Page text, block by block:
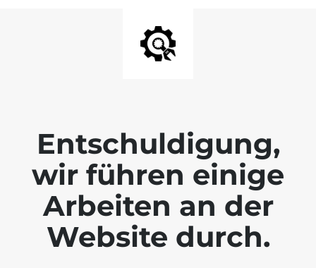
Entschuldigung,
wir führen einige
Arbeiten an der
Website durch.